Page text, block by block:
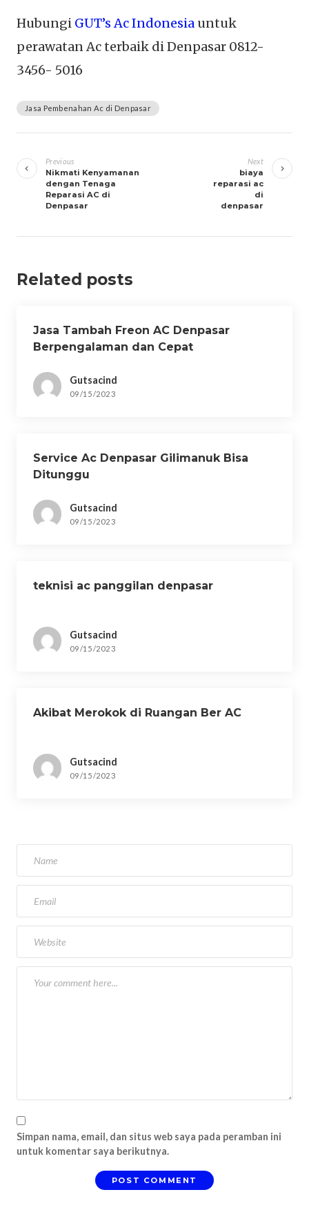
Hubungi GUT’s Ac Indonesia untuk
perawatan Ac terbaik di Denpasar 0812-
3456- 5016
Jasa Pembenahan Ac di Denpasar
pos
Previous
Nikmati Kenyamanan
dengan Tenaga
Reparasi AC di
Denpasar
Next
biaya
reparasi ac
di
denpasar
Related posts
Jasa Tambah Freon AC Denpasar
Berpengalaman dan Cepat
Gutsacind
09/15/2023
Service Ac Denpasar Gilimanuk Bisa
Ditunggu
Gutsacind
09/15/2023
teknisi ac panggilan denpasar
Gutsacind
09/15/2023
Akibat Merokok di Ruangan Ber AC
Gutsacind
09/15/2023
Simpan nama, email, dan situs web saya pada peramban ini
untuk komentar saya berikutnya.